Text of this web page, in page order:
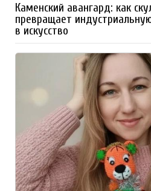
Каменский авангард: как
превращает
в искусство